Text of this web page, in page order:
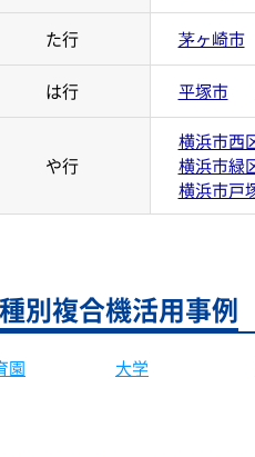
た行 茅ヶ崎市
は行 平塚市
や行
横浜市西
横浜市緑
横浜市戸
別複合機活用事例
園 大学